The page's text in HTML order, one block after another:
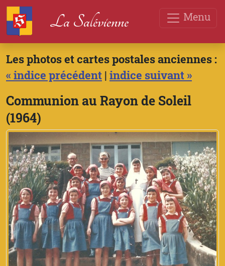
Menu
La Salévienne
Les photos et cartes postales anciennes :
« indice précédent | indice suivant »
Communion au Rayon de Soleil
(1964)